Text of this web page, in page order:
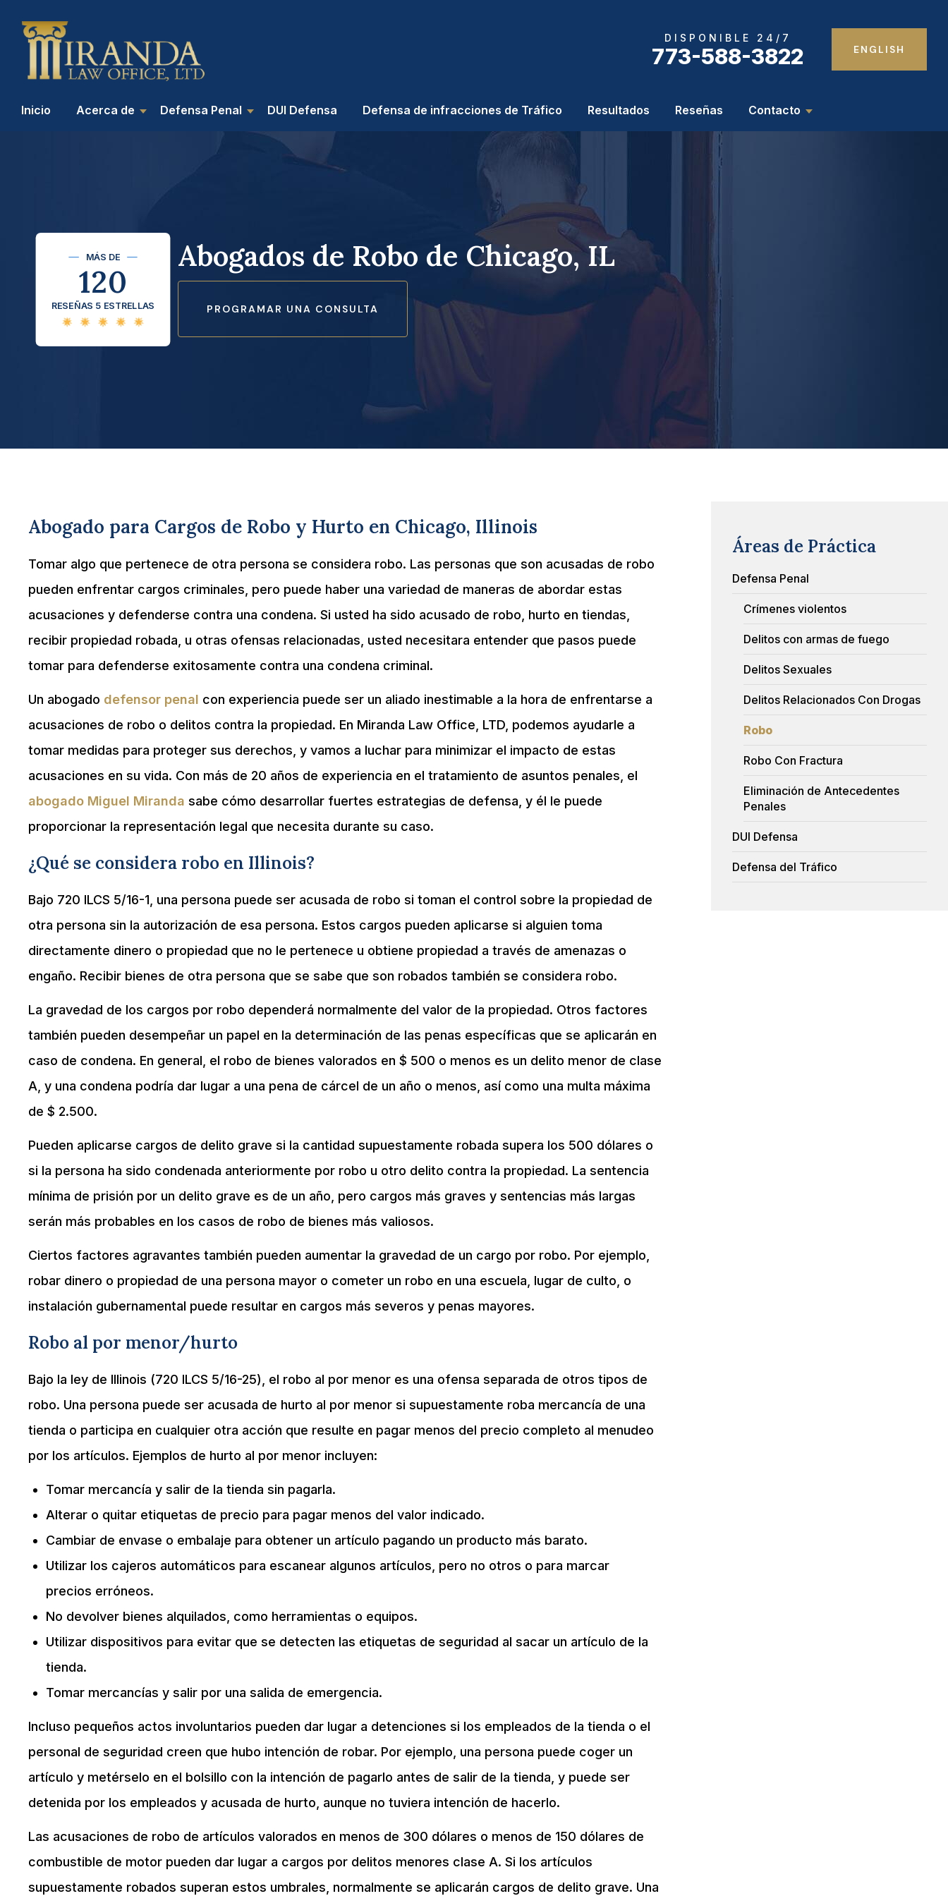
DISPONIBLE 24/7
773-588-3822 ENGLISH
Inicio Acerca de Defensa Penal DUI Defensa Defensa de infracciones de Tráfico Resultados Reseñas Contacto
MÁS DE
120
RESEÑAS 5 ESTRELLAS
Abogados de Robo de Chicago, IL
PROGRAMAR UNA CONSULTA
Abogado para Cargos de Robo y Hurto en Chicago, Illinois
Tomar algo que pertenece de otra persona se considera robo. Las personas que son acusadas de robo
pueden enfrentar cargos criminales, pero puede haber una variedad de maneras de abordar estas
acusaciones y defenderse contra una condena. Si usted ha sido acusado de robo, hurto en tiendas,
recibir propiedad robada, u otras ofensas relacionadas, usted necesitara entender que pasos puede
tomar para defenderse exitosamente contra una condena criminal.
Un abogado defensor penal con experiencia puede ser un aliado inestimable a la hora de enfrentarse a
acusaciones de robo o delitos contra la propiedad. En Miranda Law Office, LTD, podemos ayudarle a
tomar medidas para proteger sus derechos, y vamos a luchar para minimizar el impacto de estas
acusaciones en su vida. Con más de 20 años de experiencia en el tratamiento de asuntos penales, el
abogado Miguel Miranda sabe cómo desarrollar fuertes estrategias de defensa, y él le puede
proporcionar la representación legal que necesita durante su caso.
¿Qué se considera robo en Illinois?
Bajo 720 ILCS 5/16-1, una persona puede ser acusada de robo si toman el control sobre la propiedad de
otra persona sin la autorización de esa persona. Estos cargos pueden aplicarse si alguien toma
directamente dinero o propiedad que no le pertenece u obtiene propiedad a través de amenazas o
engaño. Recibir bienes de otra persona que se sabe que son robados también se considera robo.
La gravedad de los cargos por robo dependerá normalmente del valor de la propiedad. Otros factores
también pueden desempeñar un papel en la determinación de las penas específicas que se aplicarán en
caso de condena. En general, el robo de bienes valorados en $ 500 o menos es un delito menor de clase
A, y una condena podría dar lugar a una pena de cárcel de un año o menos, así como una multa máxima
de $ 2.500.
Pueden aplicarse cargos de delito grave si la cantidad supuestamente robada supera los 500 dólares o
si la persona ha sido condenada anteriormente por robo u otro delito contra la propiedad. La sentencia
mínima de prisión por un delito grave es de un año, pero cargos más graves y sentencias más largas
serán más probables en los casos de robo de bienes más valiosos.
Ciertos factores agravantes también pueden aumentar la gravedad de un cargo por robo. Por ejemplo,
robar dinero o propiedad de una persona mayor o cometer un robo en una escuela, lugar de culto, o
instalación gubernamental puede resultar en cargos más severos y penas mayores.
Robo al por menor/hurto
Bajo la ley de Illinois (720 ILCS 5/16-25), el robo al por menor es una ofensa separada de otros tipos de
robo. Una persona puede ser acusada de hurto al por menor si supuestamente roba mercancía de una
tienda o participa en cualquier otra acción que resulte en pagar menos del precio completo al menudeo
por los artículos. Ejemplos de hurto al por menor incluyen:
Tomar mercancía y salir de la tienda sin pagarla.
Alterar o quitar etiquetas de precio para pagar menos del valor indicado.
Cambiar de envase o embalaje para obtener un artículo pagando un producto más barato.
Utilizar los cajeros automáticos para escanear algunos artículos, pero no otros o para marcar
precios erróneos.
No devolver bienes alquilados, como herramientas o equipos.
Utilizar dispositivos para evitar que se detecten las etiquetas de seguridad al sacar un artículo de la
tienda.
Tomar mercancías y salir por una salida de emergencia.
Incluso pequeños actos involuntarios pueden dar lugar a detenciones si los empleados de la tienda o el
personal de seguridad creen que hubo intención de robar. Por ejemplo, una persona puede coger un
artículo y metérselo en el bolsillo con la intención de pagarlo antes de salir de la tienda, y puede ser
detenida por los empleados y acusada de hurto, aunque no tuviera intención de hacerlo.
Las acusaciones de robo de artículos valorados en menos de 300 dólares o menos de 150 dólares de
combustible de motor pueden dar lugar a cargos por delitos menores clase A. Si los artículos
supuestamente robados superan estos umbrales, normalmente se aplicarán cargos de delito grave. Una
Áreas de Práctica
Defensa Penal
Crímenes violentos
Delitos con armas de fuego
Delitos Sexuales
Delitos Relacionados Con Drogas
Robo
Robo Con Fractura
Eliminación de Antecedentes
Penales
DUI Defensa
Defensa del Tráfico